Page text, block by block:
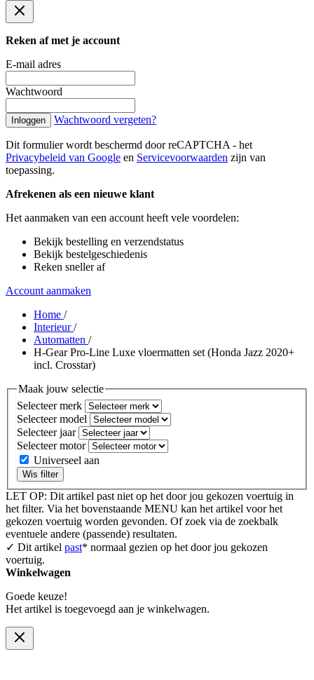
Reken af met je account
E-mail adres
Wachtwoord
Inloggen Wachtwoord vergeten?
Dit formulier wordt beschermd door reCAPTCHA - het
Privacybeleid van Google en Servicevoorwaarden zijn van
toepassing.
Afrekenen als een nieuwe klant
Het aanmaken van een account heeft vele voordelen:
Bekijk bestelling en verzendstatus
Bekijk bestelgeschiedenis
Reken sneller af
Account aanmaken
Home /
Interieur/
Automatten /
H-Gear Pro-Line Luxe vloermatten set (Honda Jazz 2020+
incl. Crosstar)
Maak jouw selectie
Selecteer merk
Selecteer model
Selecteer jaar
Selecteer motor
Universeel aan
Wis filter
LET OP: Dit artikel past niet op het door jou gekozen voertuig in
het filter. Via het bovenstaande MENU kan het artikel voor het
gekozen voertuig worden gevonden. Of zoek via de zoekbalk
eventuele andere (passende) resultaten.
✓ Dit artikel past* normaal gezien op het door jou gekozen
voertuig.
Winkelwagen
Goede keuze!
Het artikel is toegevoegd aan je winkelwagen.